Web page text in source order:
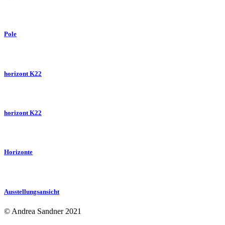
Pole
horizont K22
horizont K22
Horizonte
Ausstellungsansicht
© Andrea Sandner 2021